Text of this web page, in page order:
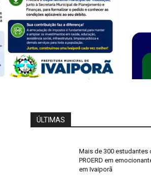
ÚLTIMAS
Mais de 300 estudantes
PROERD em
em Ivaiporã